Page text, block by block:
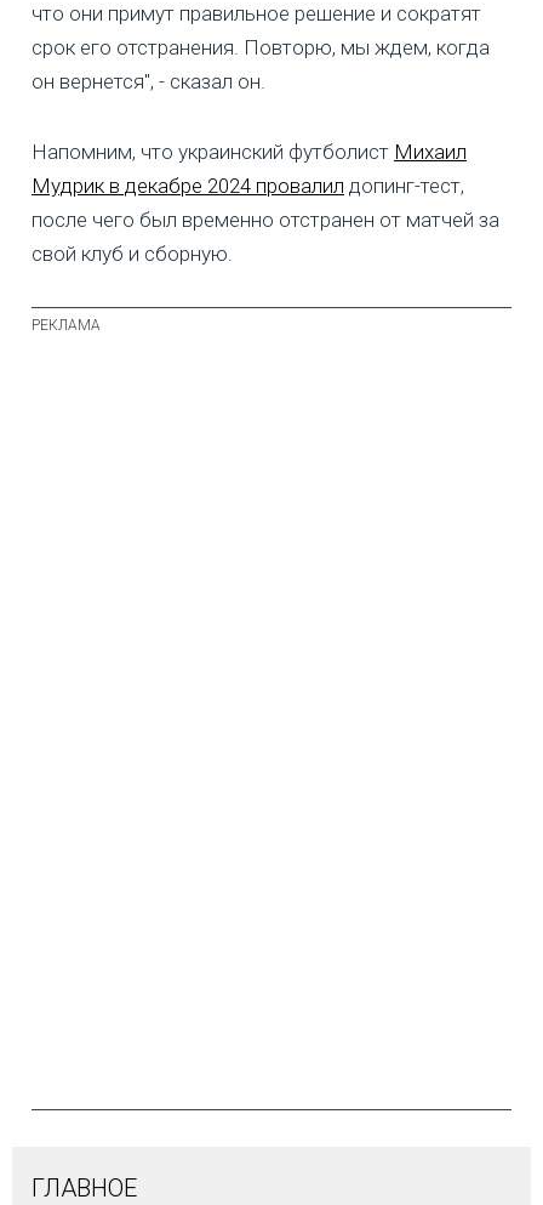
что они примут правильное решение и сократят
срок его отстранения. Повторю, мы ждем, когда
он вернется", - сказал он.
Напомним, что украинский футболист Михаил
Мудрик в декабре 2024 провалил допинг-тест,
после чего был временно отстранен от матчей за
свой клуб и сборную.
ГЛАВНОЕ